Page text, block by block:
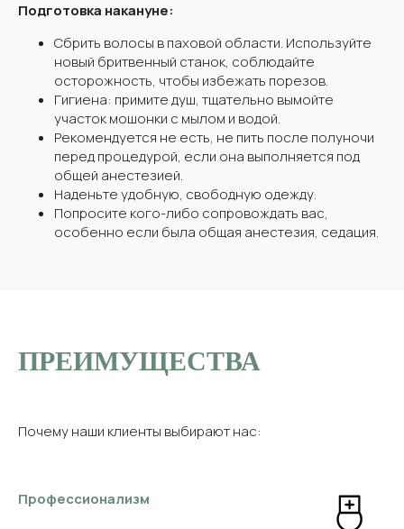
Подготовка накануне:
Сбрить волосы в паховой области. Используйте
новый бритвенный станок, соблюдайте
осторожность, чтобы избежать порезов.
Гигиена: примите душ, тщательно вымойте
участок мошонки с мылом и водой.
Рекомендуется не есть, не пить после полуночи
перед процедурой, если она выполняется под
общей анестезией.
Наденьте удобную, свободную одежду.
Попросите кого-либо сопровождать вас,
особенно если была общая анестезия, седация.
ПРЕИМУЩЕСТВА
Почему наши клиенты выбирают нас:
Профессионализм